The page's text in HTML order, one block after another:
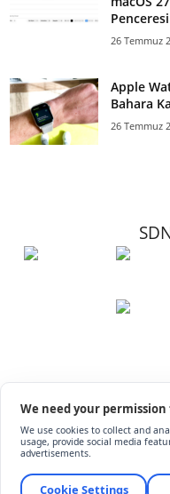
26 Temmuz
Apple
Bahara
26 Temmuz